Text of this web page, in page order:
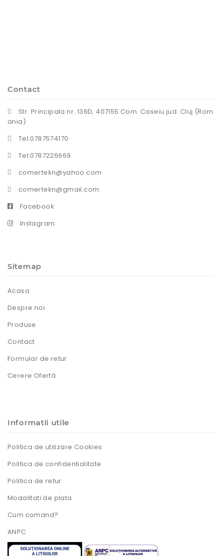
Contact
Str. Principala nr. 136D, 407155 Com. Caseiu jud. Cluj (Rom
ania)
Tel:0787574170
Tel:0787226669
comertekn@yahoo.com
comertekn@gmail.com
Facebook
Instagram
Sitemap
Acasa
Despre noi
Produse
Contact
Formular de retur
Cerere Ofertă
Informatii utile
Politica de utilizare Cookies
Politica de confidentialitate
Politica de retur
Modalitati de plata
Cum comand?
ANPC